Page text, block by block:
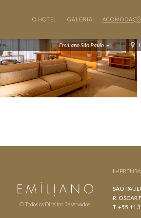
O HOTEL GALERIA
Emiliano São Paulo
© Todos os Direitos Reservados.
IMPRENSA
SÃO
R. OSCAR
T. +55 11